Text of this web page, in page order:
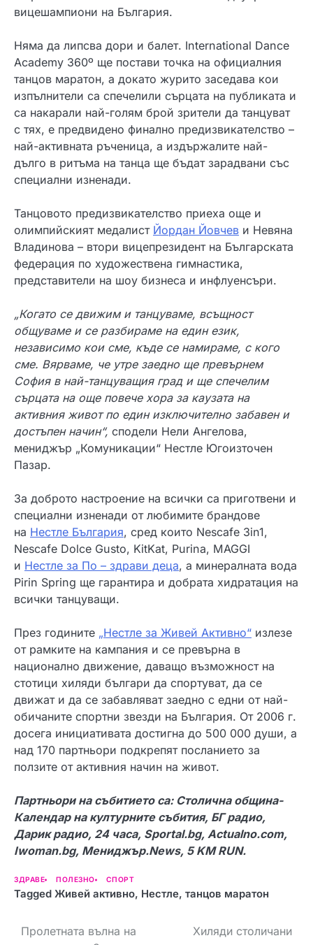
вицешампиони на България.
Няма да липсва дори и балет. International Dance
Academy 360º ще постави точка на официалния
танцов маратон, а докато журито заседава кои
изпълнители са спечелили сърцата на публиката и
са накарали най-голям брой зрители да танцуват
с тях, е предвидено финално предизвикателство –
най-активната ръченица, а издържалите най-
дълго в ритъма на танца ще бъдат зарадвани със
специални изненади.
Танцовото предизвикателство приеха още и
олимпийският медалист Йордан Йовчев и Невяна
Владинова – втори вицепрезидент на Българската
федерация по художествена гимнастика,
представители на шоу бизнеса и инфлуенсъри.
„Когато се движим и танцуваме, всъщност
общуваме и се разбираме на един език,
независимо кои сме, къде се намираме, с кого
сме. Вярваме, че утре заедно ще превърнем
София в най-танцуващия град и ще спечелим
сърцата на още повече хора за каузата на
активния живот по един изключително забавен и
достъпен начин“, сподели Нели Ангелова,
мениджър „Комуникации“ Нестле Югоизточен
Пазар.
За доброто настроение на всички са приготвени и
специални изненади от любимите брандове
на Нестле България, сред които Nescafe 3in1,
Nescafe Dolce Gusto, KitKat, Purina, MAGGI
и Нестле за По – здрави деца, а минералната вода
Pirin Spring ще гарантира и добрата хидратация на
всички танцуващи.
През годините „Нестле за Живей Активно“ излезе
от рамките на кампания и се превърна в
национално движение, даващо възможност на
стотици хиляди българи да спортуват, да се
движат и да се забавляват заедно с едни от най-
обичаните спортни звезди на България. От 2006 г.
досега инициативата достигна до 500 000 души, а
над 170 партньори подкрепят посланието за
ползите от активния начин на живот.
Партньори на събитието са: Столична община-
Календар на културните събития, БГ радио,
Дарик радио, 24 часа, Sportal.bg, Actualno.com,
Iwoman.bg, Мениджър.News, 5 KM RUN.
ЗДРАВЕ ПОЛЕЗНО СПОРТ
Tagged Живей активно, Нестле, танцов маратон
Н
Пролетната вълна на
Хиляди столичани